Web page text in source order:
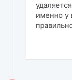
именно у